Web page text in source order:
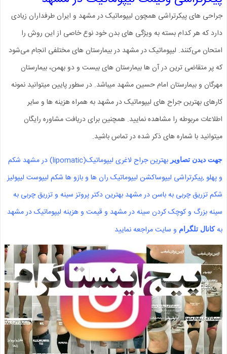
جراحی های پیکرتراشی همچون لیپوماتیک در مشهد و ایران طرفداران زیادی
دارد که هر کدام بسته به ویژگی های بدن خود نوع خاصی از این روش را
امتحان می‌کنند. لیپوماتیک در مشهد در بیمارستان های مختلفی انجام می‌شود
که پر متقاضی ترین در آن ها بیمارستان های بیست و دو بهمن، بیمارستان
مهرگان و بیمارستان امام حسین مشهد میباشد. در سطور پایین میتوانید نمونه
کارهای بهترین جراح های لیپوماتیک در مشهد به همراه هزینه ها و سایر
اطلاعات مربوطه را مشاهده نمایید. همچنین برای دریافت مشاوره رایگان
میتوانید با شماره های ذکر شده در تماس باشید.
جهت دیدن تصاویر
بهترین جراح لاغری لیپوماتیک(lipomatic) در مشهد شکم
و پهلو ,پیکرتراشی لیپوساکشن لیپوماتیک ران ها و بازو ها شکم لیپوست لیپولیز
شکم تزریق چربی به باسن در مشهد بهترین دکتر پروتز سینه و تزریق چربی به
سینه بزرگ و کوچک کردن سینه در مشهد و قیمت و هزینه لیپوماتیک در مشهد
بهکانال تلگرام و سایت مراجعه نمایید